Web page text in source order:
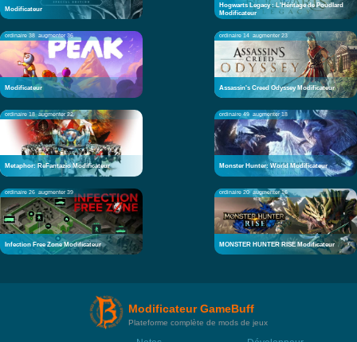
Modificateur
Hogwarts Legacy : L'Héritage de Poudlard
Modificateur
ordinaire 38 augmenter 36
Modificateur
ordinaire 14 augmenter 23
Assassin's Creed Odyssey Modificateur
ordinaire 18 augmenter 22
Metaphor: ReFantazio Modificateur
ordinaire 49 augmenter 18
Monster Hunter: World Modificateur
ordinaire 26 augmenter 39
Infection Free Zone Modificateur
ordinaire 20 augmenter 16
MONSTER HUNTER RISE Modificateur
Modificateur GameBuff
Plateforme complète de mods de jeux